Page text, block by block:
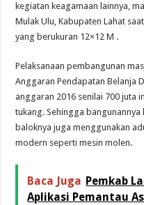
kegiatan keagamaan lainnya,
Mulak Ulu, Kabupaten Lahat
yang berukuran 12×12 M .
Pelaksanaan pembangunan
Anggaran Pendapatan Belanja
anggaran 2016 senilai 700 juta
tukang. Sehingga
baloknya juga menggunakan
modern seperti mesin molen.
Baca Juga Pemkab
Aplikasi Pemantau